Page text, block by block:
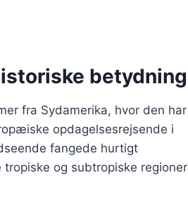
betydning
fra Sydamerika, hvor den har
opdagelsesrejsende i
fangede hurtigt
og subtropiske regioner